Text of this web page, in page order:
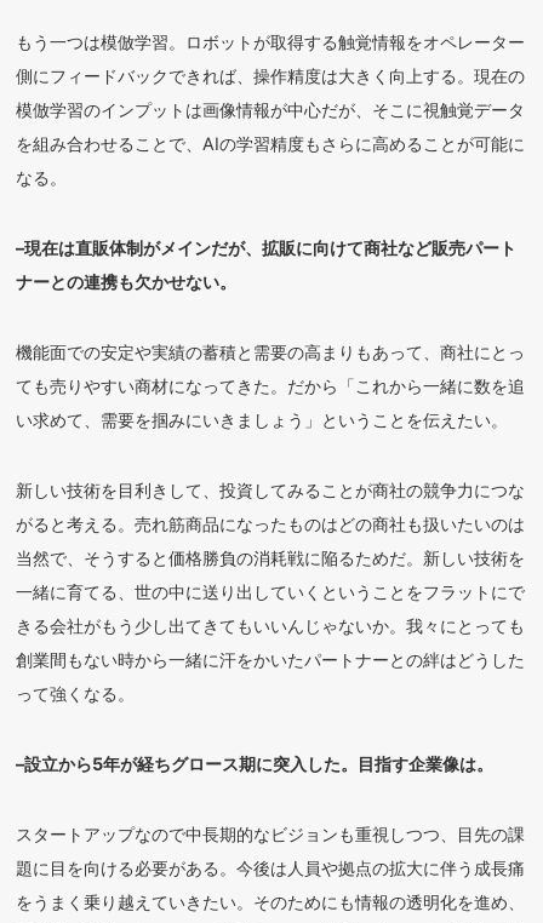
もう一つは模倣学習。ロボットが取得する触覚情報をオペレーター
側にフィードバックできれば、操作精度は大きく向上する。現在の
模倣学習のインプットは画像情報が中心だが、そこに視触覚データ
を組み合わせることで、AIの学習精度もさらに高めることが可能に
なる。
–現在は直販体制がメインだが、拡販に向けて商社など販売パート
ナーとの連携も欠かせない。
機能面での安定や実績の蓄積と需要の高まりもあって、商社にとっ
ても売りやすい商材になってきた。だから「これから一緒に数を追
い求めて、需要を掴みにいきましょう」ということを伝えたい。
新しい技術を目利きして、投資してみることが商社の競争力につな
がると考える。売れ筋商品になったものはどの商社も扱いたいのは
当然で、そうすると価格勝負の消耗戦に陥るためだ。新しい技術を
一緒に育てる、世の中に送り出していくということをフラットにで
きる会社がもう少し出てきてもいいんじゃないか。我々にとっても
創業間もない時から一緒に汗をかいたパートナーとの絆はどうした
って強くなる。
–設立から5年が経ちグロース期に突入した。目指す企業像は。
スタートアップなので中長期的なビジョンも重視しつつ、目先の課
題に目を向ける必要がある。今後は人員や拠点の拡大に伴う成長痛
をうまく乗り越えていきたい。そのためにも情報の透明化を進め、